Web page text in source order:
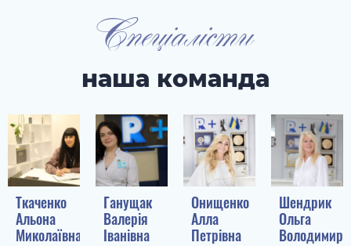
Спеціалісти
наша команда
Ткаченко
Альона
Миколаївна
Ганущак
Валерія
Іванівна
Онищенко
Алла
Петрівна
Шендрик
Ольга